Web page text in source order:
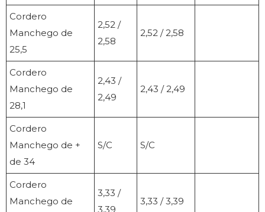
Cordero
Manchego de
25,5
2,52 /
2,58
2,52 / 2,58
Cordero
Manchego de
28,1
2,43 /
2,49
2,43 / 2,49
Cordero
Manchego de +
de 34
S/C S/C
Cordero
Manchego de
3,33 /
3,39
3,33 / 3,39